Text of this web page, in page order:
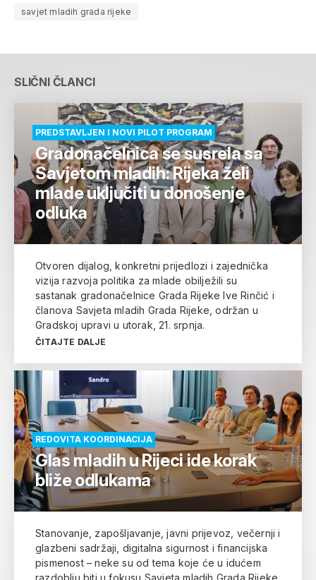
savjet mladih grada rijeke
SLIČNI ČLANCI
PREDSTAVLJEN I NOVI PILOT PROGRAM
Gradonačelnica se susrela sa
Savjetom mladih: Rijeka želi
mlade uključiti u donošenje
odluka
Otvoren dijalog, konkretni prijedlozi i zajednička
vizija razvoja politika za mlade obilježili su
sastanak gradonačelnice Grada Rijeke Ive Rinčić i
članova Savjeta mladih Grada Rijeke, održan u
Gradskoj upravi u utorak, 21. srpnja.
ČITAJTE DALJE
REDOVITA KOORDINACIJA
Glas mladih u Rijeci ide korak
bliže odlukama
Stanovanje, zapošljavanje, javni prijevoz, večernji i
glazbeni sadržaji, digitalna sigurnost i financijska
pismenost – neke su od tema koje će u idućem